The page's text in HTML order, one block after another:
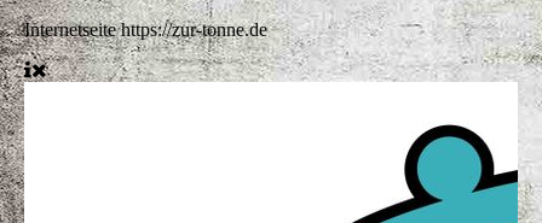
Internetseitehttps://zur-tonne.de